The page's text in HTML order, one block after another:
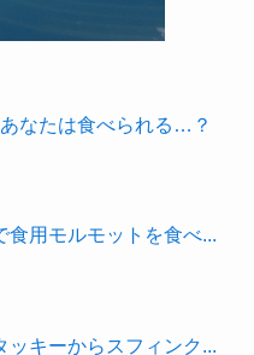
なたは食べられる…？
食用モルモットを食べ...
キーからスフィンク...